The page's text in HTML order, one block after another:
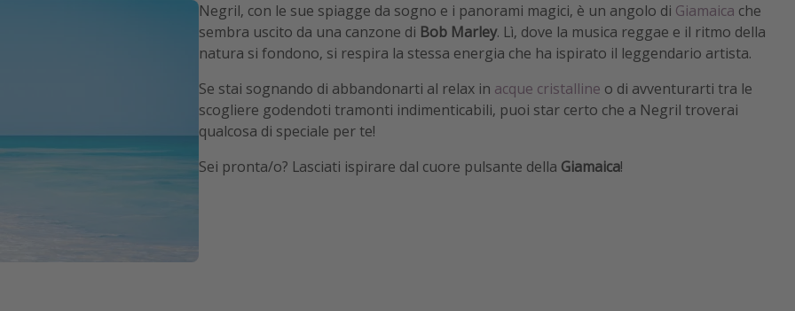
Negril, con le sue spiagge da sogno e i panorami magici, è un angolo di Giamaica che
sembra uscito da una canzone di Bob Marley. Lì, dove la musica reggae e il ritmo della
natura si fondono, si respira la stessa energia che ha ispirato il leggendario artista.
Se stai sognando di abbandonarti al relax in acque cristalline o di avventurarti tra le
scogliere godendoti tramonti indimenticabili, puoi star certo che a Negril troverai
qualcosa di speciale per te!
Sei pronta/o? Lasciati ispirare dal cuore pulsante della Giamaica!